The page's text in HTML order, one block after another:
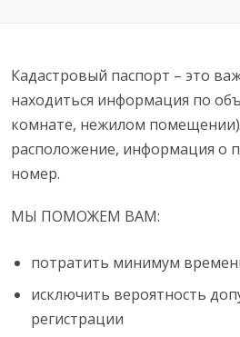
Кадастровый паспорт – это
находиться информация по
комнате, нежилом
расположение, информация о
номер.
МЫ ПОМОЖЕМ ВАМ:
потратить минимум
исключить вероятность
регистрации